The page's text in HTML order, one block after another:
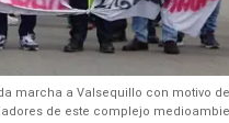
marcha a Valsequillo con motivo
de este complejo